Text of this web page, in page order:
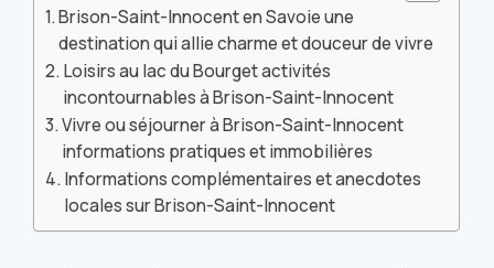
Brison-Saint-Innocent en Savoie une
destination qui allie charme et douceur de vivre
Loisirs au lac du Bourget activités
incontournables à Brison-Saint-Innocent
Vivre ou séjourner à Brison-Saint-Innocent
informations pratiques et immobilières
Informations complémentaires et anecdotes
locales sur Brison-Saint-Innocent